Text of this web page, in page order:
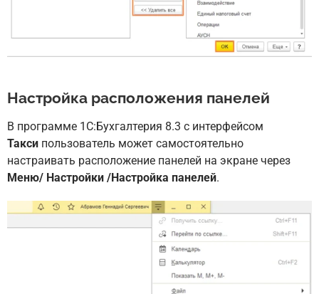
Настройка расположения панелей
В программе 1С:Бухгалтерия 8.3 с интерфейсом
Такси пользователь может самостоятельно
настраивать расположение панелей на экране через
Меню/ Настройки /Настройка панелей.